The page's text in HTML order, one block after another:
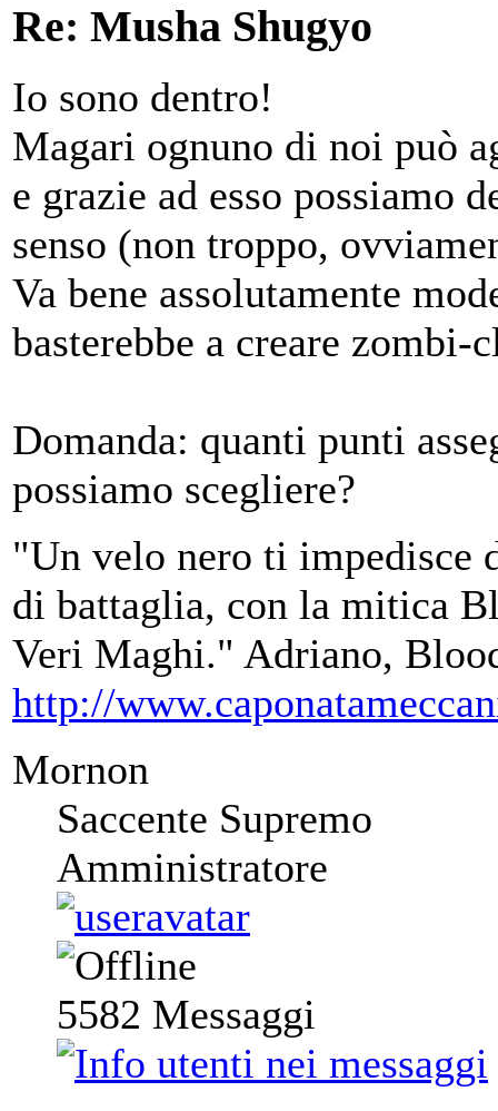
Re: Musha Shugyo
Io sono dentro!
Magari ognuno di noi può
e grazie ad esso possiamo
senso (non troppo,
Va bene assolutamente
basterebbe a creare
Domanda: quanti punti
possiamo scegliere?
"Un velo nero ti impedisce
di battaglia, con la mitica
Veri Maghi." Adriano,
http://
Mornon
Saccente Supremo
Amministratore
5582 Messaggi